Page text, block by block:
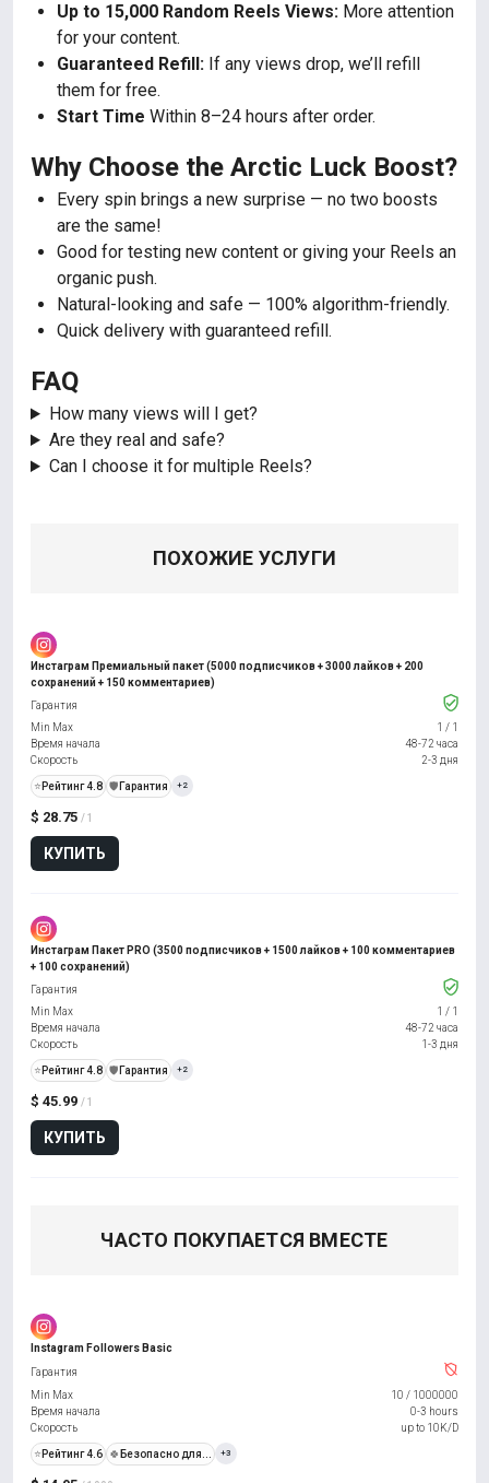
Up to 15,000 Random Reels Views: More attention
for your content.
Guaranteed Refill: If any views drop, we’ll refill
them for free.
Start Time Within 8–24 hours after order.
Why Choose the Arctic Luck Boost?
Every spin brings a new surprise — no two boosts
are the same!
Good for testing new content or giving your Reels an
organic push.
Natural-looking and safe — 100% algorithm-friendly.
Quick delivery with guaranteed refill.
FAQ
How many views will I get?
Are they real and safe?
Can I choose it for multiple Reels?
ПОХОЖИЕ УСЛУГИ
Инстаграм Премиальный пакет (5000 подписчиков + 3000 лайков + 200
сохранений + 150 комментариев)
$ 28.75 / 1
КУПИТЬ
Гарантия
Min Max
1 / 1
Время начала
48-72 часа
Скорость
2-3 дня
⭐ Рейтинг 4.8 ️🛡️ Гарантия +2
Инстаграм Пакет PRO (3500 подписчиков + 1500 лайков + 100 комментариев
+ 100 сохранений)
$ 45.99 / 1
КУПИТЬ
Гарантия
Min Max
1 / 1
Время начала
48-72 часа
Скорость
1-3 дня
⭐ Рейтинг 4.8 ️🛡️ Гарантия +2
ЧАСТО ПОКУПАЕТСЯ ВМЕСТЕ
Instagram Followers Basic
Гарантия
Min Max
10 / 1000000
Время начала
0-3 hours
Скорость
up to 10K/D
⭐ Рейтинг 4.6 🍀 Безопасно для... +3